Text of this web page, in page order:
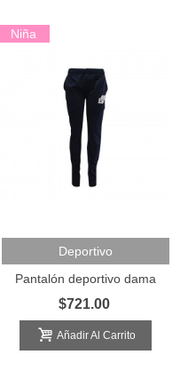
Niña
Deportivo
Pantalón deportivo dama
$721.00
Añadir Al Carrito